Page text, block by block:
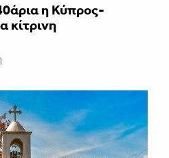
η Κύπρος-
κίτρινη